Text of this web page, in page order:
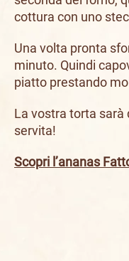
cottura con uno
Una volta pronta
minuto. Quindi
piatto prestando
La vostra torta sarà
servita!
Scopri l’ananas